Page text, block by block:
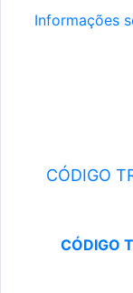
Informações
CÓDIGO
CÓDIGO